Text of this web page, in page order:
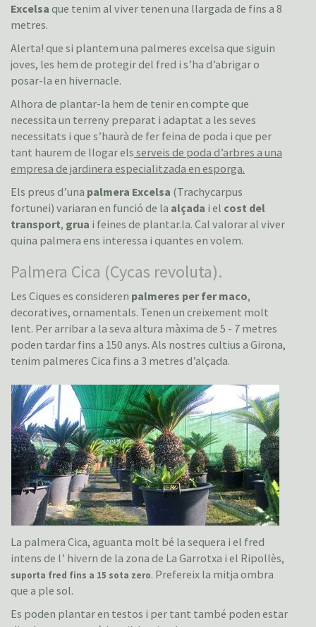
Excelsa que tenim al viver tenen una llargada de fins a 8
metres.
Alerta! que si plantem una palmeres excelsa que siguin
joves, les hem de protegir del fred i s’ha d’abrigar o
posar-la en hivernacle.
Alhora de plantar-la hem de tenir en compte que
necessita un terreny preparat i adaptat a les seves
necessitats i que s’haurà de fer feina de poda i que per
tant haurem de llogar els serveis de poda d’arbres a una
empresa de jardinera especialitzada en esporga.
Els preus d’una palmera Excelsa (Trachycarpus
fortunei) variaran en funció de la alçada i el cost del
transport, grua i feines de plantar.la. Cal valorar al viver
quina palmera ens interessa i quantes en volem.
Palmera Cica (Cycas revoluta).
Les Ciques es consideren palmeres per fer maco,
decoratives, ornamentals. Tenen un creixement molt
lent. Per arribar a la seva altura màxima de 5 - 7 metres
poden tardar fins a 150 anys. Als nostres cultius a Girona,
tenim palmeres Cica fins a 3 metres d’alçada.
La palmera Cica, aguanta molt bé la sequera i el fred
intens de l’ hivern de la zona de La Garrotxa i el Ripollès,
suporta fred fins a 15 sota zero. Prefereix la mitja ombra
que a ple sol.
Es poden plantar en testos i per tant també poden estar